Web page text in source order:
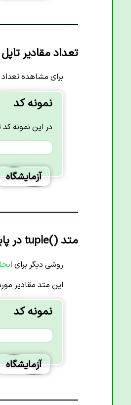
تعداد مقادیر
برای مشاهده
نمونه کد
در این نمونه
آزمایشگاه
متد ()tuple در پایتون
روشی دیگر برای
این متد مقادیر
نمونه کد
آزمایشگاه